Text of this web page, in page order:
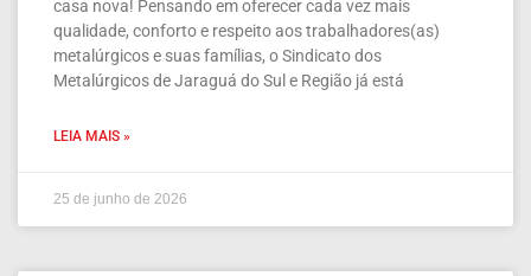
casa nova! Pensando em oferecer cada vez mais
qualidade, conforto e respeito aos trabalhadores(as)
metalúrgicos e suas famílias, o Sindicato dos
Metalúrgicos de Jaraguá do Sul e Região já está
LEIA MAIS »
25 de junho de 2026